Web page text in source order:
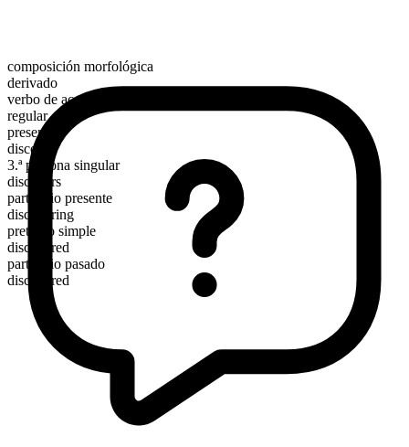
composición morfológica
derivado
verbo de acción
regular
presente
discover
3.ª persona singular
discovers
participio presente
discovering
pretérito simple
discovered
participio pasado
discovered